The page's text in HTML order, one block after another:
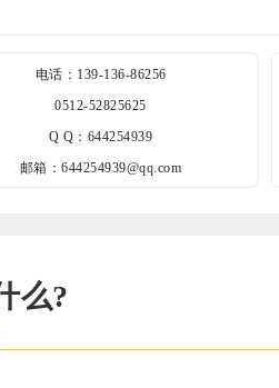
电话：139-136-86256
0512-52825625
Q Q：644254939
邮箱：644254939@qq.com
么?